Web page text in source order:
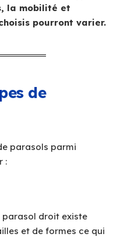
la mobilité et
pourront varier.
de
parasols parmi
:
parasol droit existe
et de formes ce qui